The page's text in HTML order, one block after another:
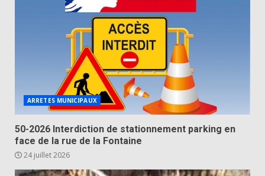
ARRETES MUNICIPAUX
50-2026 Interdiction de stationnement parking en
face de la rue de la Fontaine
24 juillet 2026